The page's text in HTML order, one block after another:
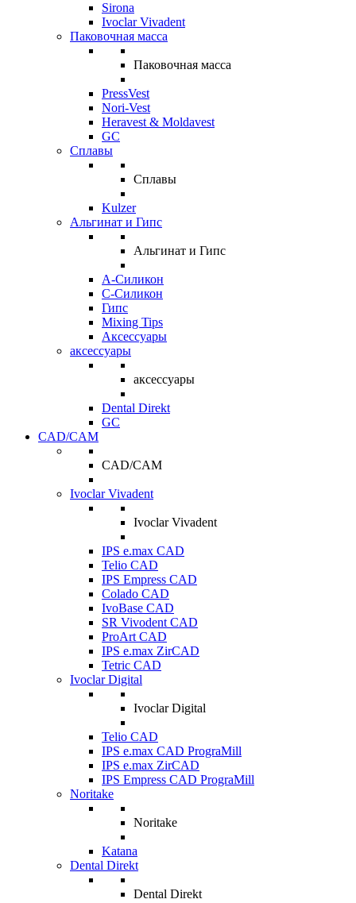
Sirona
Ivoclar Vivadent
Паковочная масса
Паковочная масса
PressVest
Nori-Vest
Heravest & Moldavest
GC
Сплавы
Сплавы
Kulzer
Альгинат и Гипс
Альгинат и Гипс
A-Силикон
C-Силикон
Гипс
Mixing Tips
Аксессуары
аксессуары
аксессуары
Dental Direkt
GC
CAD/CAM
CAD/CAM
Ivoclar Vivadent
Ivoclar Vivadent
IPS e.max CAD
Telio CAD
IPS Empress CAD
Colado CAD
IvoBase CAD
SR Vivodent CAD
ProArt CAD
IPS e.max ZirCAD
Tetric CAD
Ivoclar Digital
Ivoclar Digital
Telio CAD
IPS e.max CAD PrograMill
IPS e.max ZirCAD
IPS Empress CAD PrograMill
Noritake
Noritake
Katana
Dental Direkt
Dental Direkt